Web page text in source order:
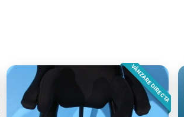
VÂNZARE DIRECTA